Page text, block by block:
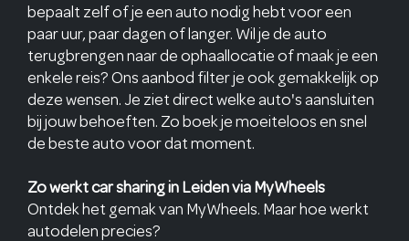
bepaalt zelf of je een auto nodig hebt voor een
paar uur, paar dagen of langer. Wil je de auto
terugbrengen naar de ophaallocatie of maak je een
enkele reis? Ons aanbod filter je ook gemakkelijk op
deze wensen. Je ziet direct welke auto's aansluiten
bij jouw behoeften. Zo boek je moeiteloos en snel
de beste auto voor dat moment.
Zo werkt car sharing in Leiden via MyWheels
Ontdek het gemak van MyWheels. Maar hoe werkt
autodelen precies?